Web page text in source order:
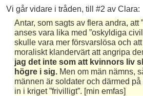
Vi går vidare i tråden, till #2 av Clara:
Antar, som sagts av flera andra, att
anses vara lika med ”oskyldiga
skulle vara mer försvarslösa och
moraliskt klandervärt att angripa
jag det inte som att kvinnors liv
högre i sig.Men om män nämns,
männen är soldater och därmed på
in i kriget ”frivilligt”. [min emfas]